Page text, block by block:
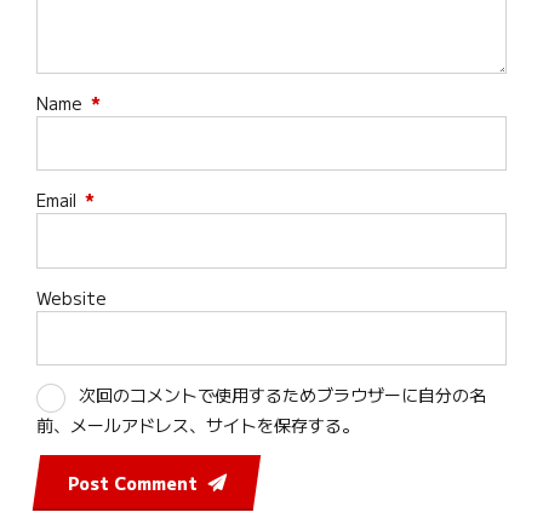
Name *
Email *
Website
次回のコメントで使用するためブラウザーに自分の名
前、メールアドレス、サイトを保存する。
Post Comment